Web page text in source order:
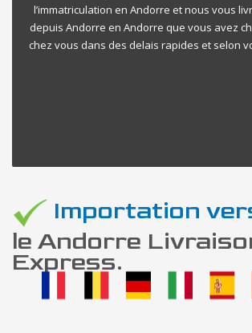
l’immatriculation en Andorre et nous vous
depuis Andorre en Andorre que vous avez
chez vous dans des delais rapides et selon
Importation
le Andorre
Express.